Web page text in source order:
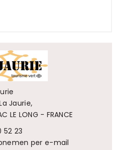
Jaurie,
LE LONG - FRANCE
52 23
per e-mail